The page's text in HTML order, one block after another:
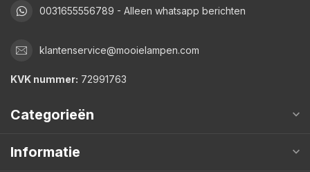
0031655556789 - Alleen whatsapp berichten
klantenservice@mooielampen.com
KVK nummer: 72991763
Categorieën
Informatie